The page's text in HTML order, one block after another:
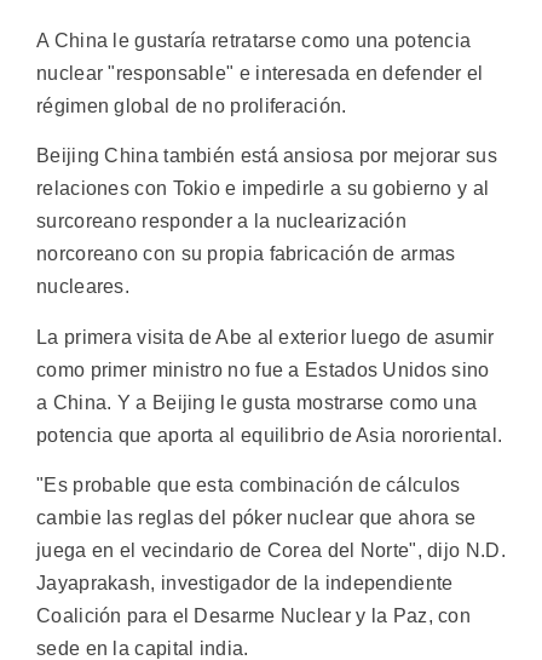
A China le gustaría retratarse como una potencia
nuclear "responsable" e interesada en defender el
régimen global de no proliferación.
Beijing China también está ansiosa por mejorar sus
relaciones con Tokio e impedirle a su gobierno y al
surcoreano responder a la nuclearización
norcoreano con su propia fabricación de armas
nucleares.
La primera visita de Abe al exterior luego de asumir
como primer ministro no fue a Estados Unidos sino
a China. Y a Beijing le gusta mostrarse como una
potencia que aporta al equilibrio de Asia nororiental.
"Es probable que esta combinación de cálculos
cambie las reglas del póker nuclear que ahora se
juega en el vecindario de Corea del Norte", dijo N.D.
Jayaprakash, investigador de la independiente
Coalición para el Desarme Nuclear y la Paz, con
sede en la capital india.